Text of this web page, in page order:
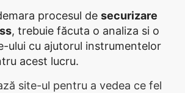
procesul de securizare
, trebuie făcuta o analiza si o
ului cu ajutorul instrumentelor
acest lucru.
site-ul pentru a vedea ce fel